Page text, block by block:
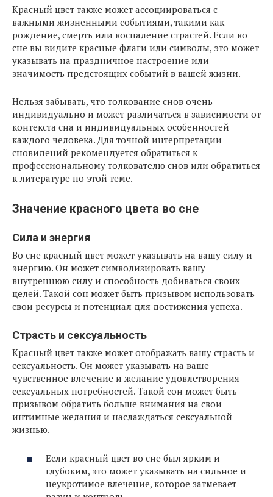
Красный цвет также может ассоциироваться с
важными жизненными событиями, такими как
рождение, смерть или воспаление страстей. Если во
сне вы видите красные флаги или символы, это может
указывать на праздничное настроение или
значимость предстоящих событий в вашей жизни.
Нельзя забывать, что толкование снов очень
индивидуально и может различаться в зависимости от
контекста сна и индивидуальных особенностей
каждого человека. Для точной интерпретации
сновидений рекомендуется обратиться к
профессиональному толкователю снов или обратиться
к литературе по этой теме.
Значение красного цвета во сне
Сила и энергия
Во сне красный цвет может указывать на вашу силу и
энергию. Он может символизировать вашу
внутреннюю силу и способность добиваться своих
целей. Такой сон может быть призывом использовать
свои ресурсы и потенциал для достижения успеха.
Страсть и сексуальность
Красный цвет также может отображать вашу страсть и
сексуальность. Он может указывать на ваше
чувственное влечение и желание удовлетворения
сексуальных потребностей. Такой сон может быть
призывом обратить больше внимания на свои
интимные желания и наслаждаться сексуальной
жизнью.
Если красный цвет во сне был ярким и
глубоким, это может указывать на сильное и
неукротимое влечение, которое затмевает